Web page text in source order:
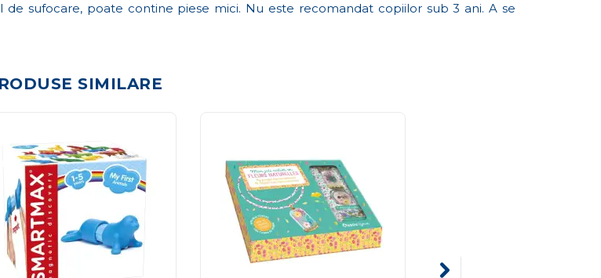
sufocare, poate contine piese mici. Nu este recomandat copiilor sub 3 ani. A se
SIMILARE